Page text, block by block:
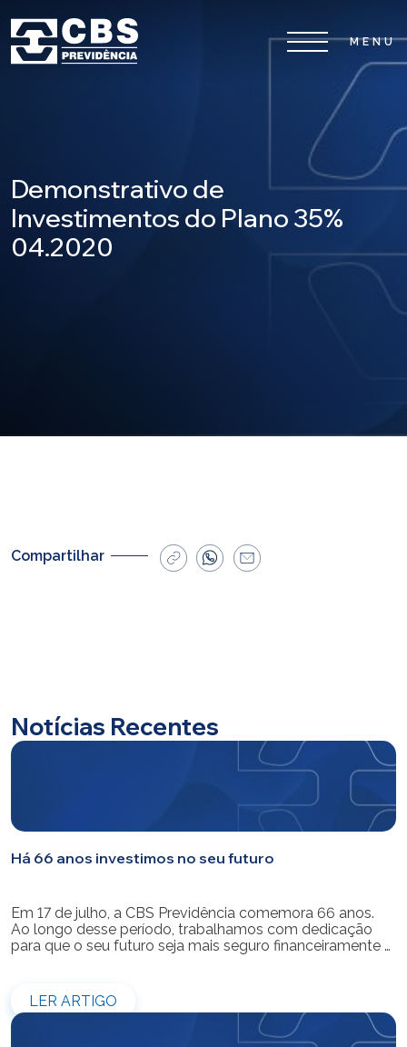
Planos
Investimentos
Demonstrativo de
Investimentos do Plano 35%
04.2020
Compartilhar
Notícias Recentes
Há 66 anos investimos no seu futuro
Em 17 de julho, a CBS Previdência comemora 66 anos.
Ao longo desse período, trabalhamos com dedicação
para que o seu futuro seja mais seguro financeiramente e
eficiência e transparência os recursos dos nossos mais
de 39 mil participantes. Temos […]
LER ARTIGO